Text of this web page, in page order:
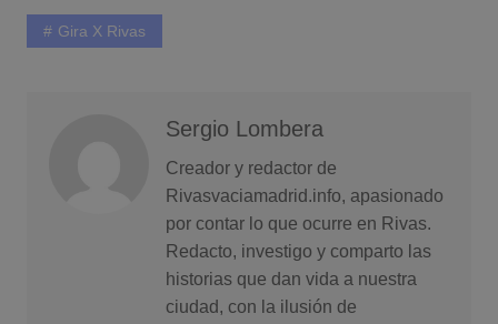
Gira X Rivas
Sergio Lombera
Creador y redactor de
Rivasvaciamadrid.info, apasionado
por contar lo que ocurre en Rivas.
Redacto, investigo y comparto las
historias que dan vida a nuestra
ciudad, con la ilusión de